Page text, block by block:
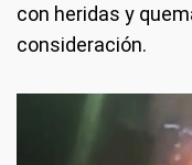
con heridas y
consideración.